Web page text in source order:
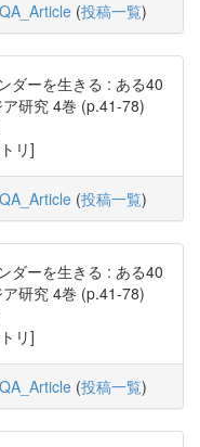
(投稿一覧)
ダーを生きる : ある40
研究 4巻 (p.41-78)
リ]
(投稿一覧)
ダーを生きる : ある40
研究 4巻 (p.41-78)
リ]
(投稿一覧)